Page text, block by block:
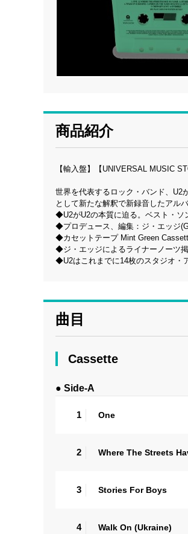
商品紹介
【輸入盤】【UNIVERSAL MUSIC
世界を代表するロック・バンド、U2
として新たな解釈で新録音したアルバ
◆U2がU2の本質に迫る。ベスト・ソ
◆プロデュース、編集：ジ・エッジ
◆カセットテープ Mint Green
◆ジ・エッジによるライナーノーツ
◆U2はこれまでに14枚のスタジオ・
曲目
Cassette
● Side-A
1 One
2 Where The Streets
3 Stories For Boys
4 Walk On (Ukraine)